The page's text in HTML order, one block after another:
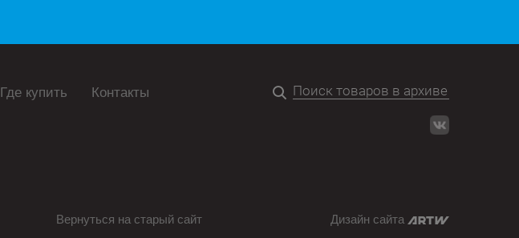
Где купить Контакты
Вернуться на старый сайт Дизайн сайта